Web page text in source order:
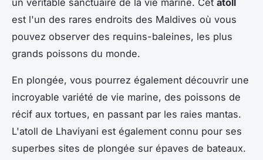
est l'un des rares endroits des Maldives où vous
pouvez observer des requins-baleines, les plus
grands poissons du monde.
En plongée, vous pourrez également découvrir une
incroyable variété de vie marine, des poissons de
récif aux tortues, en passant par les raies mantas.
L'atoll de Lhaviyani est également connu pour ses
superbes sites de plongée sur épaves de bateaux.